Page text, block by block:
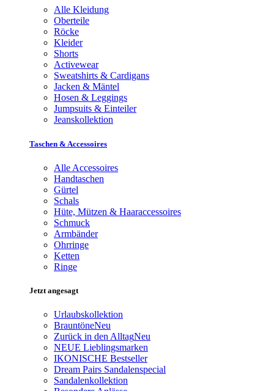
Alle Kleidung
Oberteile
Röcke
Kleider
Shorts
Activewear
Sweatshirts & Cardigans
Jacken & Mäntel
Hosen & Leggings
Jumpsuits & Einteiler
Jeanskollektion
Taschen & Accessoires
Alle Accessoires
Handtaschen
Gürtel
Schals
Hüte, Mützen & Haaraccessoires
Schmuck
Armbänder
Ohrringe
Ketten
Ringe
Jetzt angesagt
Urlaubskollektion
BrauntöneNeu
Zurück in den AlltagNeu
NEUE Lieblingsmarken
IKONISCHE Bestseller
Dream Pairs Sandalenspecial
Sandalenkollektion